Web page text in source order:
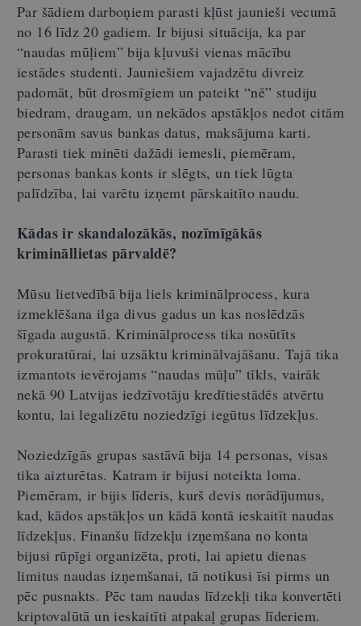
Par šādiem darboņiem parasti kļūst jaunieši vecumā
no 16 līdz 20 gadiem. Ir bijusi situācija, ka par
“naudas mūļiem” bija kļuvuši vienas mācību
iestādes studenti. Jauniešiem vajadzētu divreiz
padomāt, būt drosmīgiem un pateikt “nē” studiju
biedram, draugam, un nekādos apstākļos nedot citām
personām savus bankas datus, maksājuma karti.
Parasti tiek minēti dažādi iemesli, piemēram,
personas bankas konts ir slēgts, un tiek lūgta
palīdzība, lai varētu izņemt pārskaitīto naudu.
Kādas ir skandalozākās, nozīmīgākās
krimināllietas pārvaldē?
Mūsu lietvedībā bija liels kriminālprocess, kura
izmeklēšana ilga divus gadus un kas noslēdzās
šīgada augustā. Kriminālprocess tika nosūtīts
prokuratūrai, lai uzsāktu kriminālvajāšanu. Tajā tika
izmantots ievērojams “naudas mūļu” tīkls, vairāk
nekā 90 Latvijas iedzīvotāju kredītiestādēs atvērtu
kontu, lai legalizētu noziedzīgi iegūtus līdzekļus.
Noziedzīgās grupas sastāvā bija 14 personas, visas
tika aizturētas. Katram ir bijusi noteikta loma.
Piemēram, ir bijis līderis, kurš devis norādījumus,
kad, kādos apstākļos un kādā kontā ieskaitīt naudas
līdzekļus. Finanšu līdzekļu izņemšana no konta
bijusi rūpīgi organizēta, proti, lai apietu dienas
limitus naudas izņemšanai, tā notikusi īsi pirms un
pēc pusnakts. Pēc tam naudas līdzekļi tika konvertēti
kriptovalūtā un ieskaitīti atpakaļ grupas līderiem.